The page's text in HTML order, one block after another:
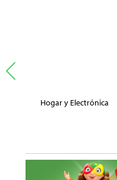
Hogar y Electrónica